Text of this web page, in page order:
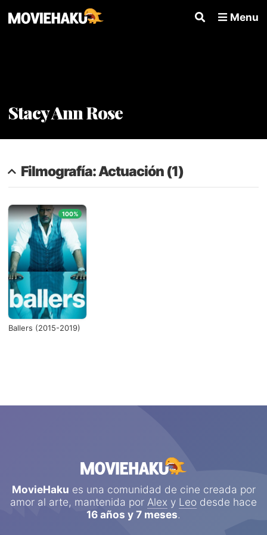
Menu
Stacy Ann Rose
Filmografía: Actuación (1)
Ballers (2015-2019)
100%
MovieHaku es una comunidad de cine creada por
amor al arte, mantenida por Alex y Leo desde hace
16 años y 7 meses.